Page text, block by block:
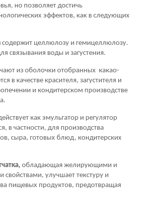
но позволяет достичь
эффектов, как в следующих
содержит целлюлозу и гемицеллюлозу.
связывания воды и загустения.
из оболочки отобранных какао-
в качестве красителя, загустителя и
и кондитерском производстве
как эмульгатор и регулятор
в частности, для производства
сыра, готовых блюд, кондитерских
обладающая желирующими и
улучшает текстуру и
пищевых продуктов, предотвращая